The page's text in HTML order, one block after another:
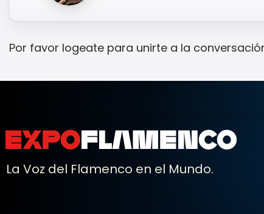
Por favor logeate para unirte a la
La Voz del Flamenco en el Mundo.